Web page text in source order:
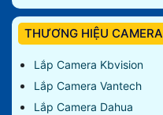
THƯƠNG HIỆU CAMERA
Lắp Camera Kbvision
Lắp Camera Vantech
Lắp Camera Dahua